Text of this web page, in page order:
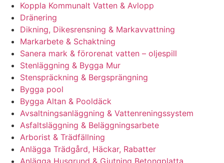
Koppla Kommunalt Vatten & Avlopp
Dränering
Dikning, Dikesrensning & Markavvattning
Markarbete & Schaktning
Sanera mark & förorenat vatten – oljespill
Stenläggning & Bygga Mur
Stenspräckning & Bergsprängning
Bygga pool
Bygga Altan & Pooldäck
Avsaltningsanläggning & Vattenreningssystem
Asfaltsläggning & Beläggningsarbete
Arborist & Trädfällning
Anlägga Trädgård, Häckar, Rabatter